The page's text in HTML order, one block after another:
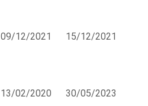
09/12/2021 15/12/2021
13/02/2020 30/05/2023